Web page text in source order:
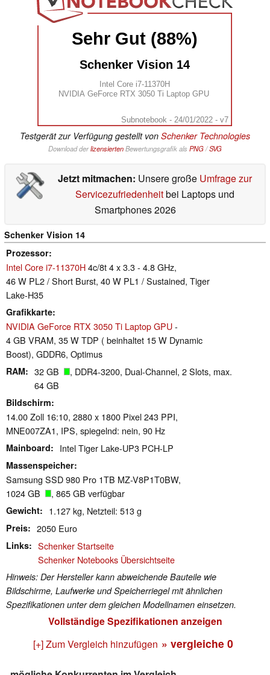
Sehr Gut (88%)
Schenker Vision 14
Intel Core i7-11370H
NVIDIA GeForce RTX 3050 Ti Laptop GPU
Subnotebook - 24/01/2022 - v7
Testgerät zur Verfügung gestellt von Schenker Technologies
Download derlizensiertenBewertungsgrafik als PNG/SVG
Jetzt mitmachen: Unsere große Umfrage zur
Servicezufriedenheitbei Laptops und
Smartphones 2026
Schenker Vision 14
Prozessor
Intel Core i7-11370H4c/8t 4 x 3.3 - 4.8 GHz,
46 W PL2 / Short Burst, 40 W PL1 / Sustained, Tiger
Lake-H35
Grafikkarte
NVIDIA GeForce RTX 3050 Ti Laptop GPU-
4 GB VRAM, 35 W TDP ( beinhaltet 15 W Dynamic
Boost), GDDR6, Optimus
RAM 32 GB
, DDR4-3200, Dual-Channel, 2 Slots, max.
64 GB
Bildschirm
14.00 Zoll 16:10, 2880 x 1800 Pixel 243 PPI,
MNE007ZA1, IPS, spiegelnd: nein, 90 Hz
Mainboard Intel Tiger Lake-UP3 PCH-LP
Massenspeicher
Samsung SSD 980 Pro 1TB MZ-V8P1T0BW,
1024 GB
, 865 GB verfügbar
Gewicht 1.127 kg, Netzteil: 513 g
Preis 2050 Euro
Links
Schenker Startseite
Schenker Notebooks Übersichtseite
Hinweis: Der Hersteller kann abweichende Bauteile wie
Bildschirme, Laufwerke und Speicherriegel mit ähnlichen
Spezifikationen unter dem gleichen Modellnamen einsetzen.
Vollständige Spezifikationen anzeigen
[+] Zum Vergleich hinzufügen » vergleiche 0